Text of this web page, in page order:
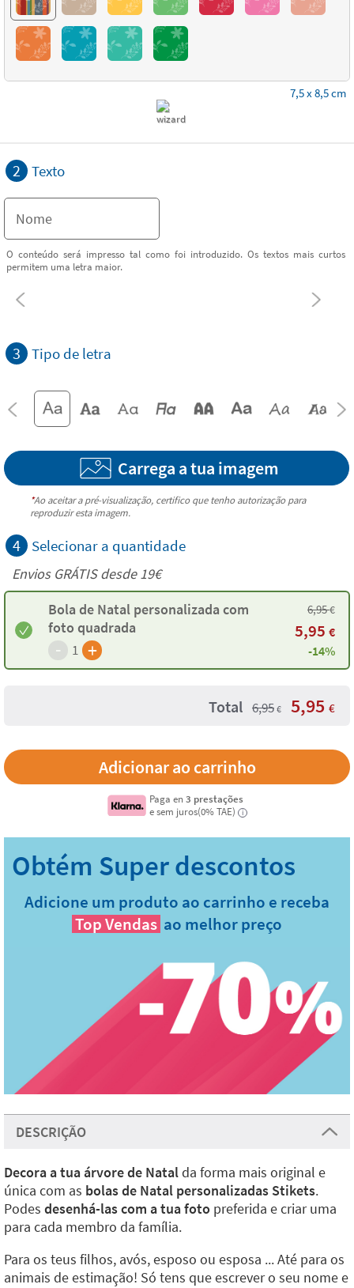
7,5 x 8,5 cm
2 Texto
O conteúdo será impresso tal como foi introduzido. Os textos mais curtos
permitem uma letra maior.
3 Tipo de letra
Carrega a tua imagem
*Ao aceitar a pré-visualização, certifico que tenho autorização para
reproduzir esta imagem.
4 Selecionar a quantidade
Envios GRÁTIS desde 19€
Bola de Natal personalizada com
foto quadrada
- 1 +
6,95€
5,95 €
-14%
Total 6,95 € 5,95 €
Paga en3 prestações
e sem juros(0% TAE)
i
Adicione um produto ao carrinho e receba
Top Vendas ao melhor preço
DESCRIÇÃO
Decora a tua árvore de Natalda forma mais original e
única com as bolas de Natal personalizadas Stikets.
Podes desenhá-las com a tua foto preferida e criar uma
para cada membro da família.
Para os teus filhos, avós, esposo ou esposa ... Até para os
animais de estimação! Só tens que escrever o seu nome e